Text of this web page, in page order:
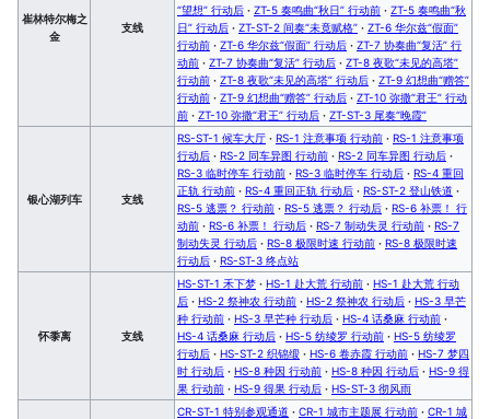
崔林特尔梅之
金
支线
“望想” 行动后 · ZT-5 奏鸣曲“秋日” 行动前 · ZT-5 奏鸣曲“秋
日” 行动后 · ZT-ST-2 间奏“未竟赋格” · ZT-6 华尔兹“假面”
行动前 · ZT-6 华尔兹“假面” 行动后 · ZT-7 协奏曲“复活” 行
动前 · ZT-7 协奏曲“复活” 行动后 · ZT-8 夜歌“未见的高塔”
行动前 · ZT-8 夜歌“未见的高塔” 行动后 · ZT-9 幻想曲“赠答”
行动前 · ZT-9 幻想曲“赠答” 行动后 · ZT-10 弥撒“君王” 行动
前 · ZT-10 弥撒“君王” 行动后 · ZT-ST-3 尾奏“晚霞”
银心湖列车 支线
RS-ST-1 候车大厅 · RS-1 注意事项 行动前 · RS-1 注意事项
行动后 · RS-2 同车异图 行动前 · RS-2 同车异图 行动后 ·
RS-3 临时停车 行动前 · RS-3 临时停车 行动后 · RS-4 重回
正轨 行动前 · RS-4 重回正轨 行动后 · RS-ST-2 登山铁道 ·
RS-5 逃票？ 行动前 · RS-5 逃票？ 行动后 · RS-6 补票！ 行
动前 · RS-6 补票！ 行动后 · RS-7 制动失灵 行动前 · RS-7
制动失灵 行动后 · RS-8 极限时速 行动前 · RS-8 极限时速
行动后 · RS-ST-3 终点站
怀黍离 支线
HS-ST-1 禾下梦 · HS-1 赴大荒 行动前 · HS-1 赴大荒 行动
后 · HS-2 祭神农 行动前 · HS-2 祭神农 行动后 · HS-3 早芒
种 行动前 · HS-3 早芒种 行动后 · HS-4 话桑麻 行动前 ·
HS-4 话桑麻 行动后 · HS-5 纺绫罗 行动前 · HS-5 纺绫罗
行动后 · HS-ST-2 织锦缎 · HS-6 卷赤霞 行动前 · HS-7 梦四
时 行动后 · HS-8 种因 行动前 · HS-8 种因 行动后 · HS-9 得
果 行动前 · HS-9 得果 行动后 · HS-ST-3 彻风雨
CR-ST-1 特别参观通道 · CR-1 城市主题展 行动前 · CR-1 城